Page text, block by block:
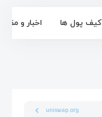
کیف پول ها اخبار و
uniswap.org
navigate_before